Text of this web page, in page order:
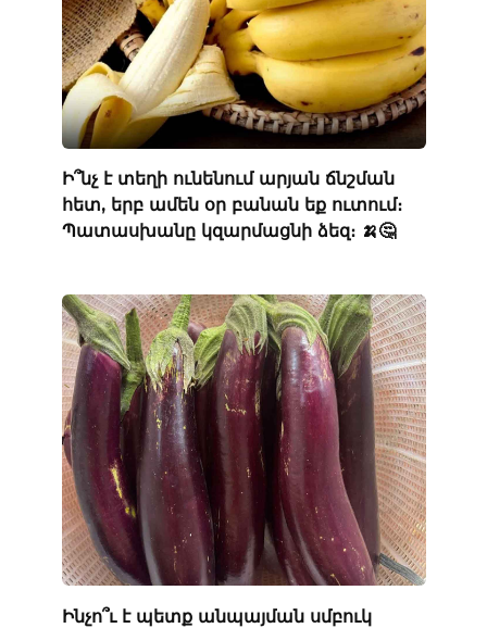
Ի՞նչ է տեղի ունենում արյան ճնշման
հետ, երբ ամեն օր բանան եք ուտում։
Պատասխանը կզարմացնի ձեզ։ 🍌🤔
Ինչո՞ւ է պետք անպայման սմբուկ